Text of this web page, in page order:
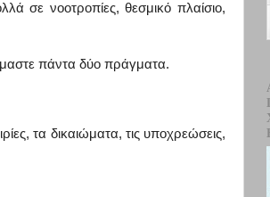
σε νοοτροπίες, θεσμικό πλαίσιο,
πάντα δύο πράγματα.
τα δικαιώματα, τις υποχρεώσεις,